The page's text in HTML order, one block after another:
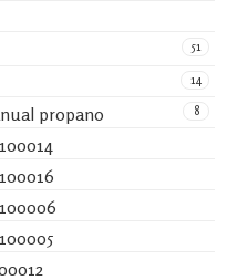
51
14
8
propano